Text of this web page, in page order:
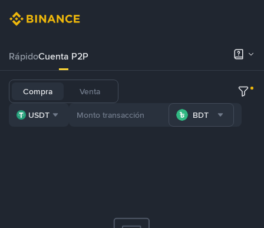
RápidoCuenta P2P
Compra Venta
USDT BDT